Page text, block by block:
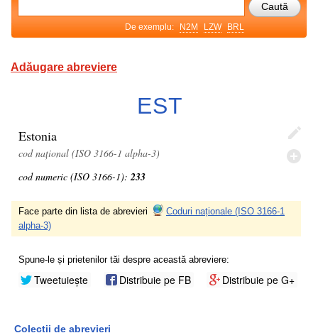
De exemplu: N2M LZW BRL
Adăugare abreviere
EST
Estonia
cod național (ISO 3166-1 alpha-3)
cod numeric (ISO 3166-1):233
Face parte din lista de abrevieri
Coduri naționale (ISO 3166-1
alpha-3)
Spune-le și prietenilor tăi despre această abreviere:
Tweetuiește Distribuie pe FB Distribuie pe G+
Colecții de abrevieri